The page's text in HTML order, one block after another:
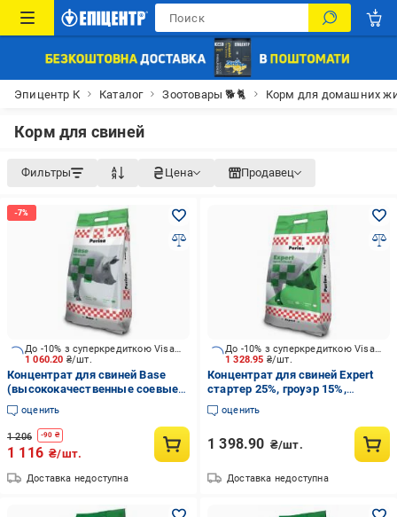
Эпицентр К Каталог Зоотовары 🐕🐈 Корм для домашних
Корм для свиней
Фильтры Цена Продавец
1 060.20 ₴/шт.
До -10% з суперкредиткою Visa Вигода
Концентрат для свиней Base
(высококачественные соевые
продукты) 25 кг Purina
оценить
1 206 -90 ₴
1 116 ₴/шт.
Доставка недоступна
1 328.95 ₴/шт.
До -10% з суперкредиткою Visa Вигода
Концентрат для свиней Expert
стартер 25%, гроуэр 15%,
финишер 10%
(высококачественные соевые
оценить
1 398.90 ₴/шт.
Доставка недоступна